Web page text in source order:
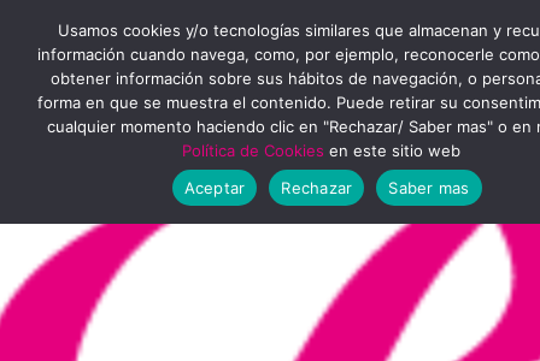
contenido
MENÚ
PRINCIPAL
Usamos cookies y/o tecnologías similares que almacenan y
información cuando navega, como, por ejemplo, reconocerle
obtener información sobre sus hábitos de navegación, o
forma en que se muestra el contenido. Puede retirar su
cualquier momento haciendo clic en "Rechazar/ Saber mas" o en
Política de Cookies en este sitio web
Aceptar
Rechazar Saber mas